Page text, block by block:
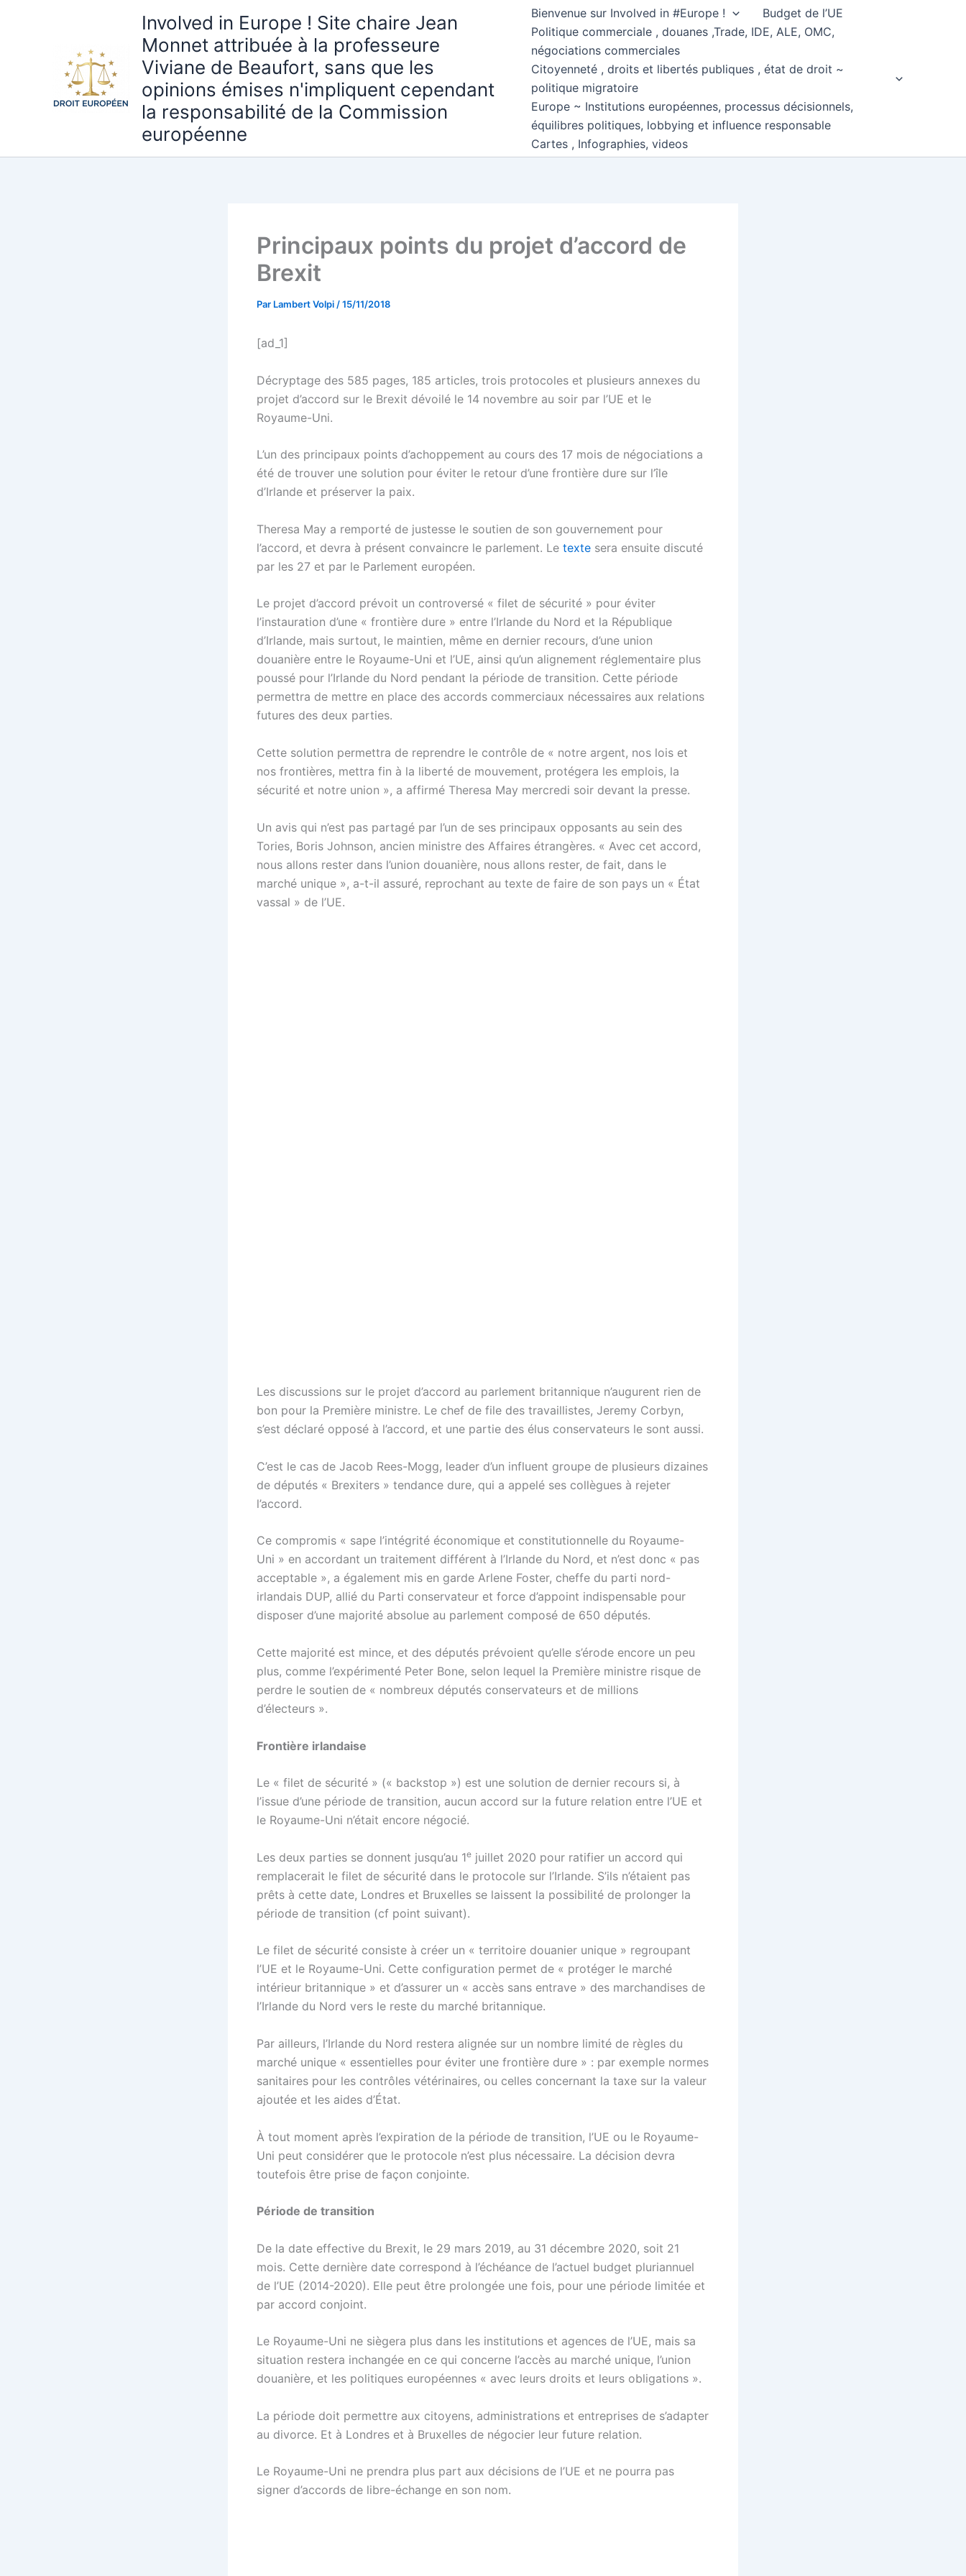
Involved in Europe ! Site chaire Jean
Monnet attribuée à la professeure
Viviane de Beaufort, sans que les
opinions émises n'impliquent cependant
la responsabilité de la Commission
européenne
Bienvenue sur Involved in #Europe !
Budget de l’UE
Politique commerciale , douanes ,Trade, IDE, ALE, OMC,
négociations commerciales
Citoyenneté , droits et libertés publiques , état de droit ~
politique migratoire
Europe ~ Institutions européennes, processus décisionnels,
équilibres politiques, lobbying et influence responsable
Cartes , Infographies, videos
Principaux points du projet d’accord de
Brexit
Par Lambert Volpi /15/11/2018
[ad_1]
Décryptage des 585 pages, 185 articles, trois protocoles et plusieurs annexes du
projet d’accord sur le Brexit dévoilé le 14 novembre au soir par l’UE et le
Royaume-Uni.
L’un des principaux points d’achoppement au cours des 17 mois de négociations a
été de trouver une solution pour éviter le retour d’une frontière dure sur l’île
d’Irlande et préserver la paix.
Theresa May a remporté de justesse le soutien de son gouvernement pour
l’accord, et devra à présent convaincre le parlement. Le texte sera ensuite discuté
par les 27 et par le Parlement européen.
Le projet d’accord prévoit un controversé « filet de sécurité » pour éviter
l’instauration d’une « frontière dure » entre l’Irlande du Nord et la République
d’Irlande, mais surtout, le maintien, même en dernier recours, d’une union
douanière entre le Royaume-Uni et l’UE, ainsi qu’un alignement réglementaire plus
poussé pour l’Irlande du Nord pendant la période de transition. Cette période
permettra de mettre en place des accords commerciaux nécessaires aux relations
futures des deux parties.
Cette solution permettra de reprendre le contrôle de « notre argent, nos lois et
nos frontières, mettra fin à la liberté de mouvement, protégera les emplois, la
sécurité et notre union », a affirmé Theresa May mercredi soir devant la presse.
Un avis qui n’est pas partagé par l’un de ses principaux opposants au sein des
Tories, Boris Johnson, ancien ministre des Affaires étrangères. « Avec cet accord,
nous allons rester dans l’union douanière, nous allons rester, de fait, dans le
marché unique », a-t-il assuré, reprochant au texte de faire de son pays un « État
vassal » de l’UE.
Les discussions sur le projet d’accord au parlement britannique n’augurent rien de
bon pour la Première ministre. Le chef de file des travaillistes, Jeremy Corbyn,
s’est déclaré opposé à l’accord, et une partie des élus conservateurs le sont aussi.
C’est le cas de Jacob Rees-Mogg, leader d’un influent groupe de plusieurs dizaines
de députés « Brexiters » tendance dure, qui a appelé ses collègues à rejeter
l’accord.
Ce compromis « sape l’intégrité économique et constitutionnelle du Royaume-
Uni » en accordant un traitement différent à l’Irlande du Nord, et n’est donc « pas
acceptable », a également mis en garde Arlene Foster, cheffe du parti nord-
irlandais DUP, allié du Parti conservateur et force d’appoint indispensable pour
disposer d’une majorité absolue au parlement composé de 650 députés.
Cette majorité est mince, et des députés prévoient qu’elle s’érode encore un peu
plus, comme l’expérimenté Peter Bone, selon lequel la Première ministre risque de
perdre le soutien de « nombreux députés conservateurs et de millions
d’électeurs ».
Frontière irlandaise
Le « filet de sécurité » (« backstop ») est une solution de dernier recours si, à
l’issue d’une période de transition, aucun accord sur la future relation entre l’UE et
le Royaume-Uni n’était encore négocié.
Les deux parties se donnent jusqu’au 1e juillet 2020 pour ratifier un accord qui
remplacerait le filet de sécurité dans le protocole sur l’Irlande. S’ils n’étaient pas
prêts à cette date, Londres et Bruxelles se laissent la possibilité de prolonger la
période de transition (cf point suivant).
Le filet de sécurité consiste à créer un « territoire douanier unique » regroupant
l’UE et le Royaume-Uni. Cette configuration permet de « protéger le marché
intérieur britannique » et d’assurer un « accès sans entrave » des marchandises de
l’Irlande du Nord vers le reste du marché britannique.
Par ailleurs, l’Irlande du Nord restera alignée sur un nombre limité de règles du
marché unique « essentielles pour éviter une frontière dure » : par exemple normes
sanitaires pour les contrôles vétérinaires, ou celles concernant la taxe sur la valeur
ajoutée et les aides d’État.
À tout moment après l’expiration de la période de transition, l’UE ou le Royaume-
Uni peut considérer que le protocole n’est plus nécessaire. La décision devra
toutefois être prise de façon conjointe.
Période de transition
De la date effective du Brexit, le 29 mars 2019, au 31 décembre 2020, soit 21
mois. Cette dernière date correspond à l’échéance de l’actuel budget pluriannuel
de l’UE (2014-2020). Elle peut être prolongée une fois, pour une période limitée et
par accord conjoint.
Le Royaume-Uni ne siègera plus dans les institutions et agences de l’UE, mais sa
situation restera inchangée en ce qui concerne l’accès au marché unique, l’union
douanière, et les politiques européennes « avec leurs droits et leurs obligations ».
La période doit permettre aux citoyens, administrations et entreprises de s’adapter
au divorce. Et à Londres et à Bruxelles de négocier leur future relation.
Le Royaume-Uni ne prendra plus part aux décisions de l’UE et ne pourra pas
signer d’accords de libre-échange en son nom.